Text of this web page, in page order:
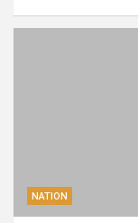
NATION